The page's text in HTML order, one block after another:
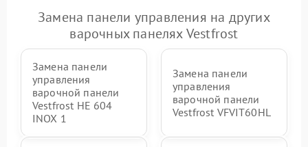
Замена панели управления на других
варочных панелях Vestfrost
Замена панели
управления
варочной панели
Vestfrost HE 604
INOX 1
Замена панели
управления
варочной панели
Vestfrost VFVIT60HL